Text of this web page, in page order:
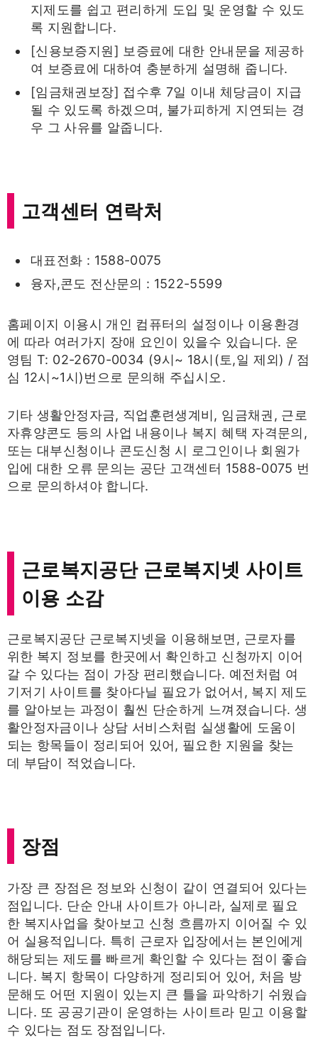
지제도를 쉽고 편리하게 도입 및 운영할 수 있도
록 지원합니다.
[신용보증지원] 보증료에 대한 안내문을 제공하
여 보증료에 대하여 충분하게 설명해 줍니다.
[임금채권보장] 접수후 7일 이내 체당금이 지급
될 수 있도록 하겠으며, 불가피하게 지연되는 경
우 그 사유를 알줍니다.
고객센터 연락처
대표전화 : 1588-0075
융자,콘도 전산문의 : 1522-5599
홈페이지 이용시 개인 컴퓨터의 설정이나 이용환경
에 따라 여러가지 장애 요인이 있을수 있습니다. 운
영팀 T: 02-2670-0034 (9시~ 18시(토,일 제외) / 점
심 12시~1시)번으로 문의해 주십시오.
기타 생활안정자금, 직업훈련생계비, 임금채권, 근로
자휴양콘도 등의 사업 내용이나 복지 혜택 자격문의,
또는 대부신청이나 콘도신청 시 로그인이나 회원가
입에 대한 오류 문의는 공단 고객센터 1588-0075 번
으로 문의하셔야 합니다.
근로복지공단 근로복지넷 사이트
이용 소감
근로복지공단 근로복지넷을 이용해보면, 근로자를
위한 복지 정보를 한곳에서 확인하고 신청까지 이어
갈 수 있다는 점이 가장 편리했습니다. 예전처럼 여
기저기 사이트를 찾아다닐 필요가 없어서, 복지 제도
를 알아보는 과정이 훨씬 단순하게 느껴졌습니다. 생
활안정자금이나 상담 서비스처럼 실생활에 도움이
되는 항목들이 정리되어 있어, 필요한 지원을 찾는
데 부담이 적었습니다.
장점
가장 큰 장점은 정보와 신청이 같이 연결되어 있다는
점입니다. 단순 안내 사이트가 아니라, 실제로 필요
한 복지사업을 찾아보고 신청 흐름까지 이어질 수 있
어 실용적입니다. 특히 근로자 입장에서는 본인에게
해당되는 제도를 빠르게 확인할 수 있다는 점이 좋습
니다. 복지 항목이 다양하게 정리되어 있어, 처음 방
문해도 어떤 지원이 있는지 큰 틀을 파악하기 쉬웠습
니다. 또 공공기관이 운영하는 사이트라 믿고 이용할
수 있다는 점도 장점입니다.